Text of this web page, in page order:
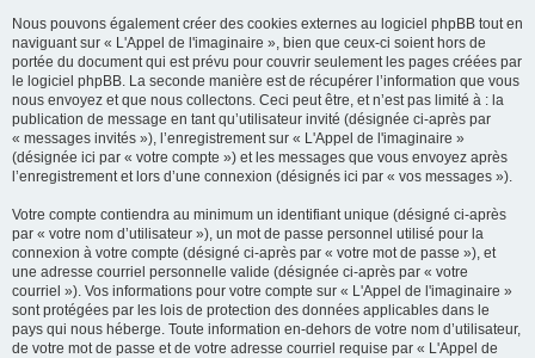
Nous pouvons également créer des cookies externes au logiciel phpBB tout en
naviguant sur « L'Appel de l'imaginaire », bien que ceux-ci soient hors de
portée du document qui est prévu pour couvrir seulement les pages créées par
le logiciel phpBB. La seconde manière est de récupérer l’information que vous
nous envoyez et que nous collectons. Ceci peut être, et n’est pas limité à : la
publication de message en tant qu’utilisateur invité (désignée ci-après par
« messages invités »), l’enregistrement sur « L'Appel de l'imaginaire »
(désignée ici par « votre compte ») et les messages que vous envoyez après
l’enregistrement et lors d’une connexion (désignés ici par « vos messages »).
Votre compte contiendra au minimum un identifiant unique (désigné ci-après
par « votre nom d’utilisateur »), un mot de passe personnel utilisé pour la
connexion à votre compte (désigné ci-après par « votre mot de passe »), et
une adresse courriel personnelle valide (désignée ci-après par « votre
courriel »). Vos informations pour votre compte sur « L'Appel de l'imaginaire »
sont protégées par les lois de protection des données applicables dans le
pays qui nous héberge. Toute information en-dehors de votre nom d’utilisateur,
de votre mot de passe et de votre adresse courriel requise par « L'Appel de